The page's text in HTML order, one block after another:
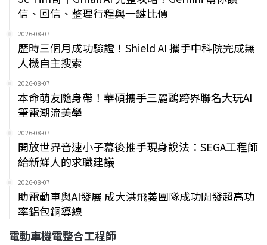
信、回信、整理行程與一鍵比價
2026-08-07
歷時三個月成功驗證！Shield AI 攜手中科院完成無
人機自主搜索
2026-08-07
本命萌友隨身帶！華碩攜手三麗鷗跨界聯名大玩AI
筆電潮流美學
2026-08-07
開放世界音速小子幕後推手現身說法：SEGA工程師
給新鮮人的求職建議
2026-08-07
助電動車與AI發展 成大洪飛義團隊成功開發超高功
率鋁包銅導線
電動車機電整合工程師